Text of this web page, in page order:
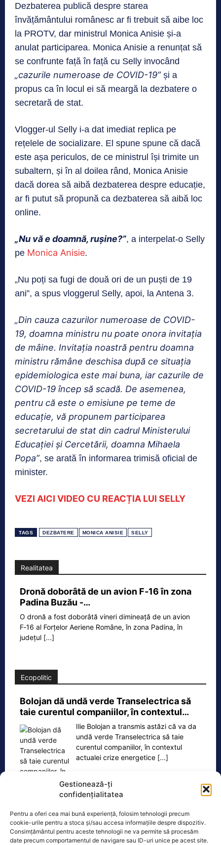
Gestionează-ți
confidențialitatea
Pentru a oferi cea mai bună experiență, folosim tehnologii precum
cookie-urile pentru a stoca și/sau accesa informațiile despre dispozitiv.
Consimțământul pentru aceste tehnologii ne va permite să procesăm
date precum comportamentul de navigare sau ID-uri unice pe acest site.
Dezbaterea publică despre starea
învățământului românesc ar fi trebuit să aibe loc
la PROTV, dar ministrul Monica Anisie și-a
anulat participarea. Monica Anisie a renunțat să
se confrunte față în față cu Selly invocând
„cazurile numeroase de COVID-19”și a
propus ca în locul ei să meargă la dezbatere o
secretară de stat.
Vlogger-ul Selly i-a dat imediat replica pe
rețelele de socializare. El spune spune că dacă
este așa periculos, de ce ministrul își trimite un
subaltern, și în al doilea rând, Monica Anisie
dacă dorea să aibă dezbaterea despre educație,
ar fi putut să propună ca dezbaterea să aibă loc
online.
„Nu vă e doamnă, rușine?”, a interpelat-o Selly
pe Monica Anisie.
„Nu poți sa fugi de două ori de un puști de 19
ani”, a spus vloggerul Selly, apoi, la Antena 3.
„Din cauza cazurilor numeroase de COVID-
19, doamna ministru nu poate onora invitația
de mâine. Invitația noastră pentru doamna
ministru rămâne deschisa după ce situația
epidemiologica este mai buna, iar cazurile de
COVID-19 încep să scadă. De asemenea,
pentru că este o emisiune pe teme de
educație, vă propunem participarea
secretarului de stat din cadrul Ministerului
Educației și Cercetării, doamna Mihaela
Popa”, se arată în informarea trimisă oficial de
minister.
VEZI AICI VIDEO CU REACȚIA LUI SELLY
TAGS DEZBATERE MONICA ANISIE SELLY
Realitatea
Dronă doborâtă de un avion F‑16 în zona
Padina Buzău -…
O dronă a fost doborâtă vineri dimineață de un avion
F‑16 al Forțelor Aeriene Române, în zona Padina, în
județul [...]
Ecopolitic
Bolojan dă undă verde Transelectrica să
taie curentul companiilor, în contextul…
Ilie Bolojan a transmis astăzi că va da
undă verde Transelectrica să taie
curentul companiilor, în contextul
actualei crize energetice [...]
Oficiul de Știri
Cine este Petrică Paraschiv, campionul mondial care